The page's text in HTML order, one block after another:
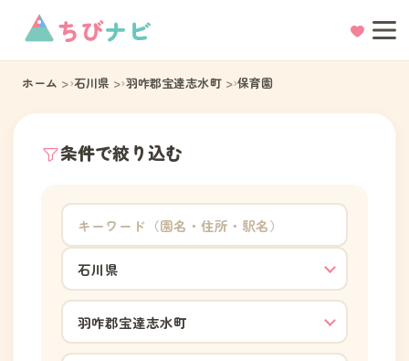
ちびナビ
ホーム 石川県 羽咋郡宝達志水町 保育園
条件で絞り込む